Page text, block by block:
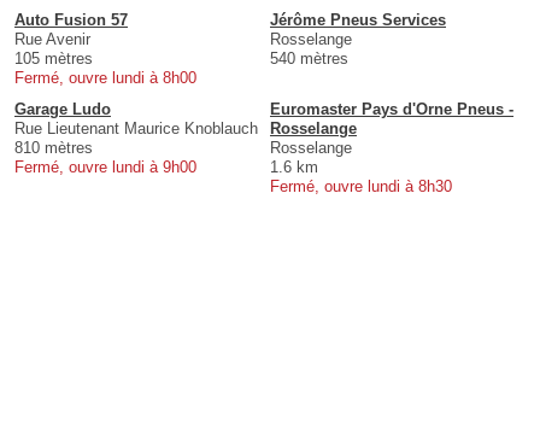
Auto Fusion 57
Rue Avenir
105 mètres
Fermé, ouvre lundi à 8h00
Jérôme Pneus Services
Rosselange
540 mètres
Garage Ludo
Rue Lieutenant Maurice Knoblauch
810 mètres
Fermé, ouvre lundi à 9h00
Euromaster Pays d'Orne Pneus -
Rosselange
Rosselange
1.6 km
Fermé, ouvre lundi à 8h30